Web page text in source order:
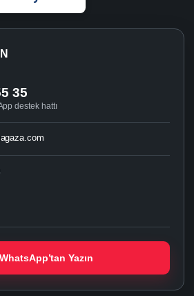
35
destek hattı
WhatsApp’tan Yazın